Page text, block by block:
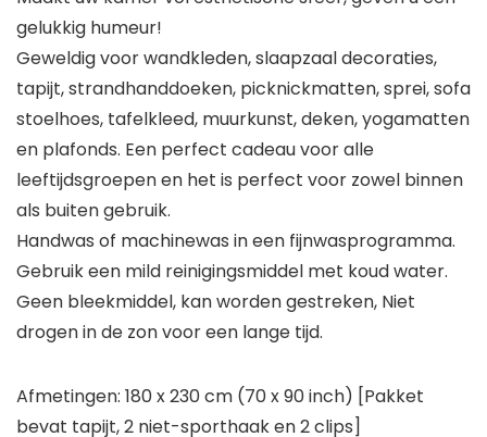
gelukkig humeur!
Geweldig voor wandkleden, slaapzaal decoraties,
tapijt, strandhanddoeken, picknickmatten, sprei, sofa
stoelhoes, tafelkleed, muurkunst, deken, yogamatten
en plafonds. Een perfect cadeau voor alle
leeftijdsgroepen en het is perfect voor zowel binnen
als buiten gebruik.
Handwas of machinewas in een fijnwasprogramma.
Gebruik een mild reinigingsmiddel met koud water.
Geen bleekmiddel, kan worden gestreken, Niet
drogen in de zon voor een lange tijd.
Afmetingen: 180 x 230 cm (70 x 90 inch) [Pakket
bevat tapijt, 2 niet-sporthaak en 2 clips]